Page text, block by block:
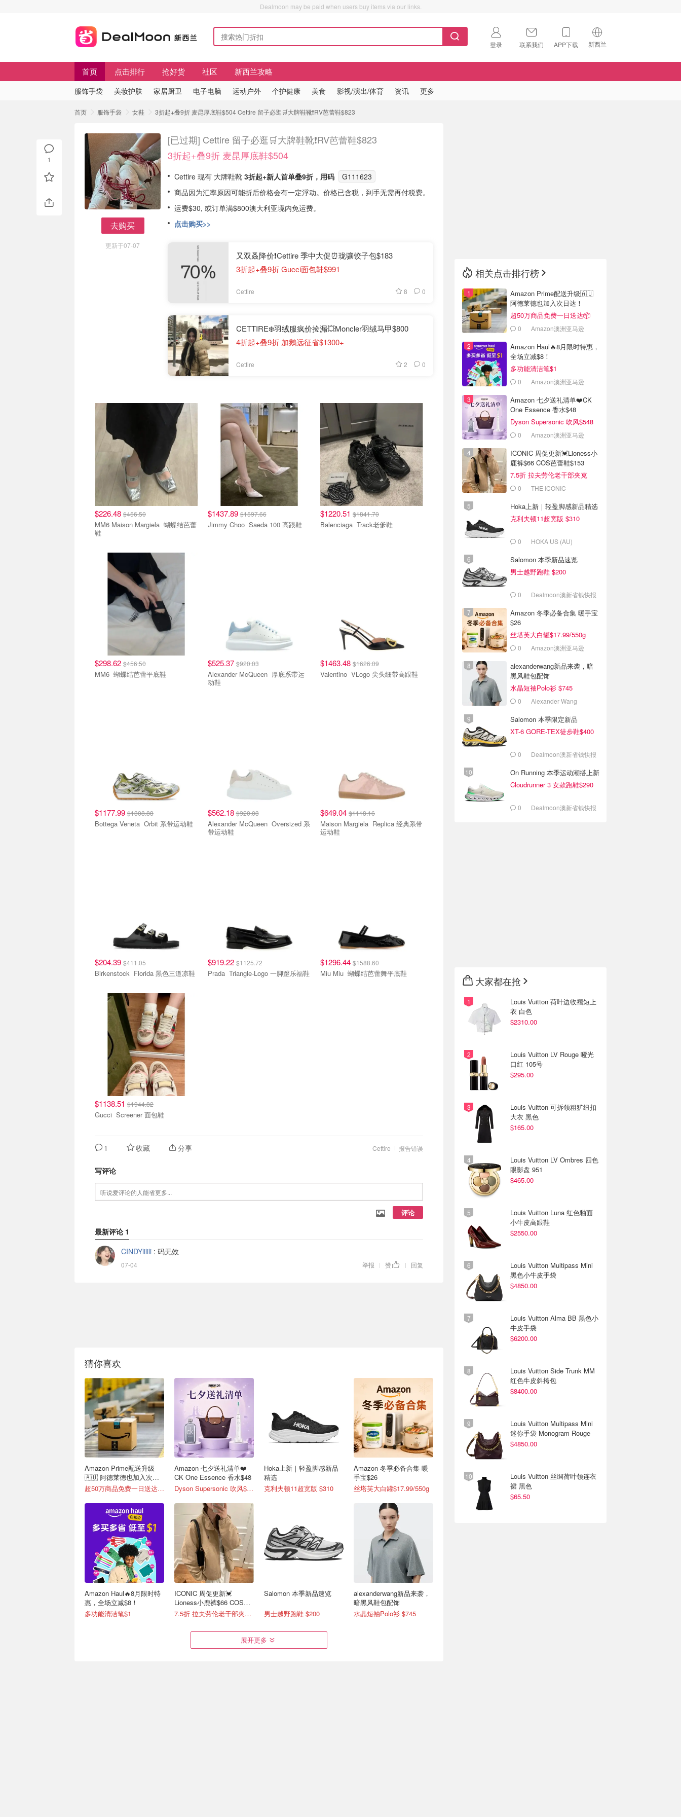
Dealmoon may be paid when users buy items via our links.
登录 联系我们 APP下载 新西兰
🇺🇸
首页 点击排行 抢好货 社区 新西兰攻略
服饰手袋 美妆护肤 家居厨卫 电子电脑 运动户外 个护健康 美食 影视/演出/体育 资讯 更多
首页 服饰手袋 女鞋 3折起+叠9折 麦昆厚底鞋$504 Cettire 留子必逛🛒大牌鞋靴❗️RV芭蕾鞋$823
去购买
更新于07-07
[已过期] Cettire 留子必逛🛒大牌鞋靴❗️RV芭蕾鞋$823
3折起+叠9折 麦昆厚底鞋$504
Cettire 现有 大牌鞋靴 3折起+新人首单叠9折，用码
G111623
商品因为汇率原因可能折后价格会有一定浮动。价格已含税，到手无需再付税费。
运费$30, 或订单满$800澳大利亚境内免运费。
点击购买>>
又双叒降价❗️Cettire 季中大促⏰珑骧饺子包$183
3折起+叠9折 Gucci面包鞋$991
Cettire 8 0
CETTIRE❄️羽绒服疯价捡漏💥Moncler羽绒马甲$800
4折起+叠9折 加鹅远征省$1300+
Cettire 2 0
$226.48 $456.50
MM6 Maison Margiela 蝴蝶结芭蕾
鞋
$1437.89$1597.66
Jimmy Choo Saeda 100 高跟鞋
$1220.51 $1841.70
Balenciaga Track老爹鞋
$298.62 $456.50
MM6 蝴蝶结芭蕾平底鞋
$525.37$920.03
Alexander McQueen 厚底系带运
动鞋
$1463.48 $1626.09
Valentino VLogo 尖头细带高跟鞋
$1177.99 $1308.88
Bottega Veneta Orbit 系带运动鞋
$562.18$920.03
Alexander McQueen Oversized 系
带运动鞋
$649.04 $1118.16
Maison Margiela Replica 经典系带
运动鞋
$204.39 $411.05
Birkenstock Florida 黑色三道凉鞋
$919.22$1125.72
Prada Triangle-Logo 一脚蹬乐福鞋
$1296.44 $1588.60
Miu Miu 蝴蝶结芭蕾舞平底鞋
$1138.51 $1944.82
Gucci Screener 面包鞋
报告错误
Cettire
1 收藏 分享
写评论
评论
最新评论 1
CINDYlilili : 码无效
07-04 举报 | 赞 | 回复
猜你喜欢
Amazon Prime配送升级
🇦🇺 阿德莱德也加入次日
达！
超50万商品免费一日送达📦
Amazon Haul🔥8月限时特
惠，全场立减$8！
多功能清洁笔$1
Amazon 七夕送礼清单❤️
CK One Essence 香水$48
Dyson Supersonic 吹风$548
ICONIC 周促更新💓
Lioness小鹿裤$66 COS芭
蕾鞋$153
7.5折 拉夫劳伦老干部夹克$419
Hoka上新｜轻盈脚感新品
精选
克利夫顿11超宽版 $310
Salomon 本季新品速览
男士越野跑鞋 $200
Amazon 冬季必备合集 暖
手宝$26
丝塔芙大白罐$17.99/550g
alexanderwang新品来袭，
暗黑风鞋包配饰
水晶短袖Polo衫 $745
展开更多
1
相关点击排行榜
Amazon Prime配送升级🇦🇺
阿德莱德也加入次日达！
超50万商品免费一日送达📦
0 Amazon澳洲亚马逊
Amazon Haul🔥8月限时特惠，
全场立减$8！
多功能清洁笔$1
0 Amazon澳洲亚马逊
Amazon 七夕送礼清单❤️CK
One Essence 香水$48
Dyson Supersonic 吹风$548
0 Amazon澳洲亚马逊
ICONIC 周促更新💓Lioness小
鹿裤$66 COS芭蕾鞋$153
7.5折 拉夫劳伦老干部夹克
$4190 THE ICONIC
Hoka上新｜轻盈脚感新品精选
克利夫顿11超宽版 $310
0 HOKA US (AU)
Salomon 本季新品速览
男士越野跑鞋 $200
0 Dealmoon澳新省钱快报
Amazon 冬季必备合集 暖手宝
$26
丝塔芙大白罐$17.99/550g
0 Amazon澳洲亚马逊
alexanderwang新品来袭，暗
黑风鞋包配饰
水晶短袖Polo衫 $745
0 Alexander Wang
Salomon 本季限定新品
XT-6 GORE-TEX徒步鞋$400
0 Dealmoon澳新省钱快报
On Running 本季运动潮搭上新
Cloudrunner 3 女款跑鞋$290
0 Dealmoon澳新省钱快报
大家都在抢
Louis Vuitton 荷叶边收褶短上
衣 白色
$2310.00
Louis Vuitton LV Rouge 哑光
口红 105号
$295.00
Louis Vuitton 可拆领粗犷纽扣
大衣 黑色
$165.00
Louis Vuitton LV Ombres 四色
眼影盘 951
$465.00
Louis Vuitton Luna 红色釉面
小牛皮高跟鞋
$2550.00
Louis Vuitton Multipass Mini
黑色小牛皮手袋
$4850.00
Louis Vuitton Alma BB 黑色小
牛皮手袋
$6200.00
Louis Vuitton Side Trunk MM
红色牛皮斜挎包
$8400.00
Louis Vuitton Multipass Mini
迷你手袋 Monogram Rouge
$4850.00
Louis Vuitton 丝绸荷叶领连衣
裙 黑色
$65.50